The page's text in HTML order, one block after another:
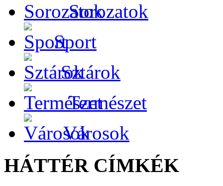
Sorozatok
Sport
Sztárok
Természet
Városok
HÁTTÉR CÍMKÉK